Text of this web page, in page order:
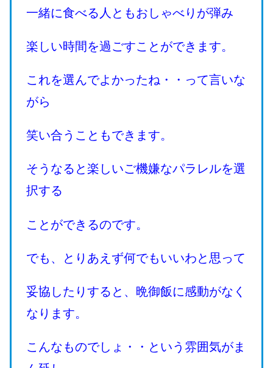
一緒に食べる人ともおしゃべりが弾み
楽しい時間を過ごすことができます。
これを選んでよかったね・・って言いな
がら
笑い合うこともできます。
そうなると楽しいご機嫌なパラレルを選
択する
ことができるのです。
でも、とりあえず何でもいいわと思って
妥協したりすると、晩御飯に感動がなく
なります。
こんなものでしょ・・という雰囲気がま